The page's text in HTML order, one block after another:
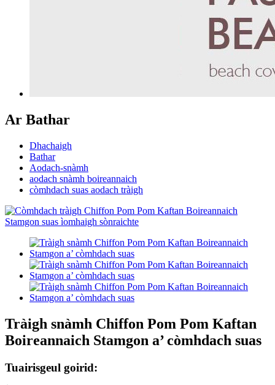
Ar Bathar
Dhachaigh
Bathar
Aodach-snàmh
aodach snàmh boireannaich
còmhdach suas aodach tràigh
Tràigh snàmh Chiffon Pom Pom Kaftan
Boireannaich Stamgon a’ còmhdach suas
Tuairisgeul goirid: